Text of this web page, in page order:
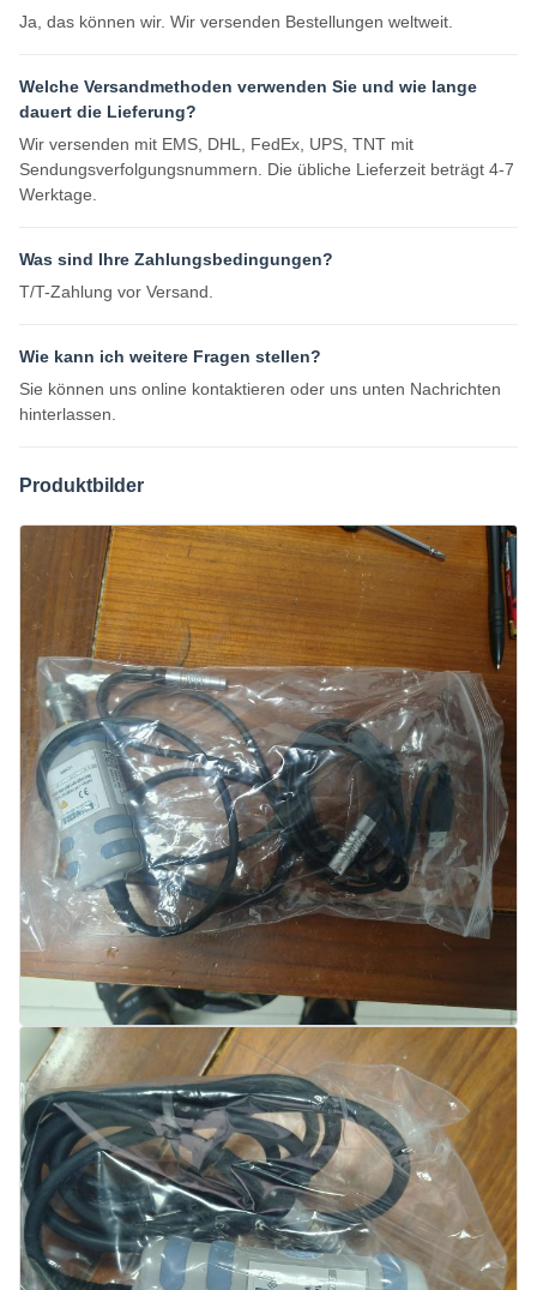
Ja, das können wir. Wir versenden Bestellungen weltweit.
Welche Versandmethoden verwenden Sie und wie lange
dauert die Lieferung?
Wir versenden mit EMS, DHL, FedEx, UPS, TNT mit
Sendungsverfolgungsnummern. Die übliche Lieferzeit beträgt 4-7
Werktage.
Was sind Ihre Zahlungsbedingungen?
T/T-Zahlung vor Versand.
Wie kann ich weitere Fragen stellen?
Sie können uns online kontaktieren oder uns unten Nachrichten
hinterlassen.
Produktbilder